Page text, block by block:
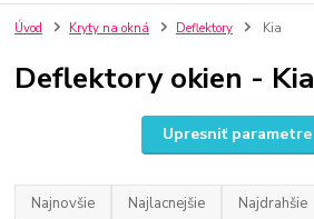
Úvod Kryty na okná Deflektory Kia
Deflektory okien - Kia
Upresniť parametre
Najnovšie Najlacnejšie Najdrahšie